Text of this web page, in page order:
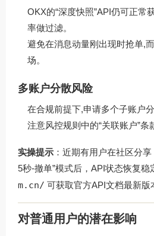
OKX的“深度快照”API仍可正常
率做过滤。
避免在消息动量刚出现时抢单,
场。
多账户分散风险
在合规前提下,申请多个子账户分
注意风控规则中的“关联账户”条
实操提示 ：近期有用户在社区分
5秒-撤单”模式后，API状态恢复稳
m.cn/ 可获取官方API文档最新版
对普通用户的潜在影响